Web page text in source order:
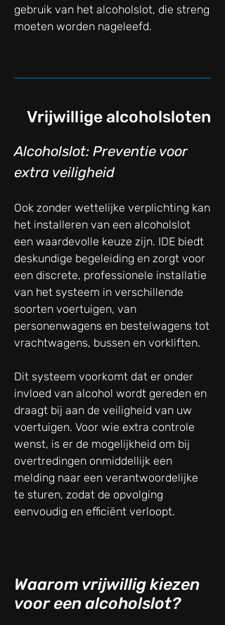
gebruik van het alcoholslot, die streng
moeten worden nageleefd.
Vrijwillige alcoholsloten
Alcoholslot: Preventie voor
extra veiligheid
Ook zonder wettelijke verplichting kan
het installeren van een alcoholslot
een waardevolle keuze zijn. IDE biedt
deskundige begeleiding en zorgt voor
een discrete, professionele installatie
van het systeem in verschillende
soorten voertuigen, van
personenwagens en bestelwagens tot
vrachtwagens, bussen en vorkliften.
Dit systeem voorkomt dat er onder
invloed van alcohol wordt gereden en
draagt bij aan de veiligheid van uw
voertuigen. Voor wie extra controle
wenst, is er de mogelijkheid om bij
overtredingen onmiddellijk een
melding naar een verantwoordelijke
te sturen, zodat de opvolging
eenvoudig en efficiënt verloopt.
Waarom vrijwillig kiezen
voor een alcoholslot?